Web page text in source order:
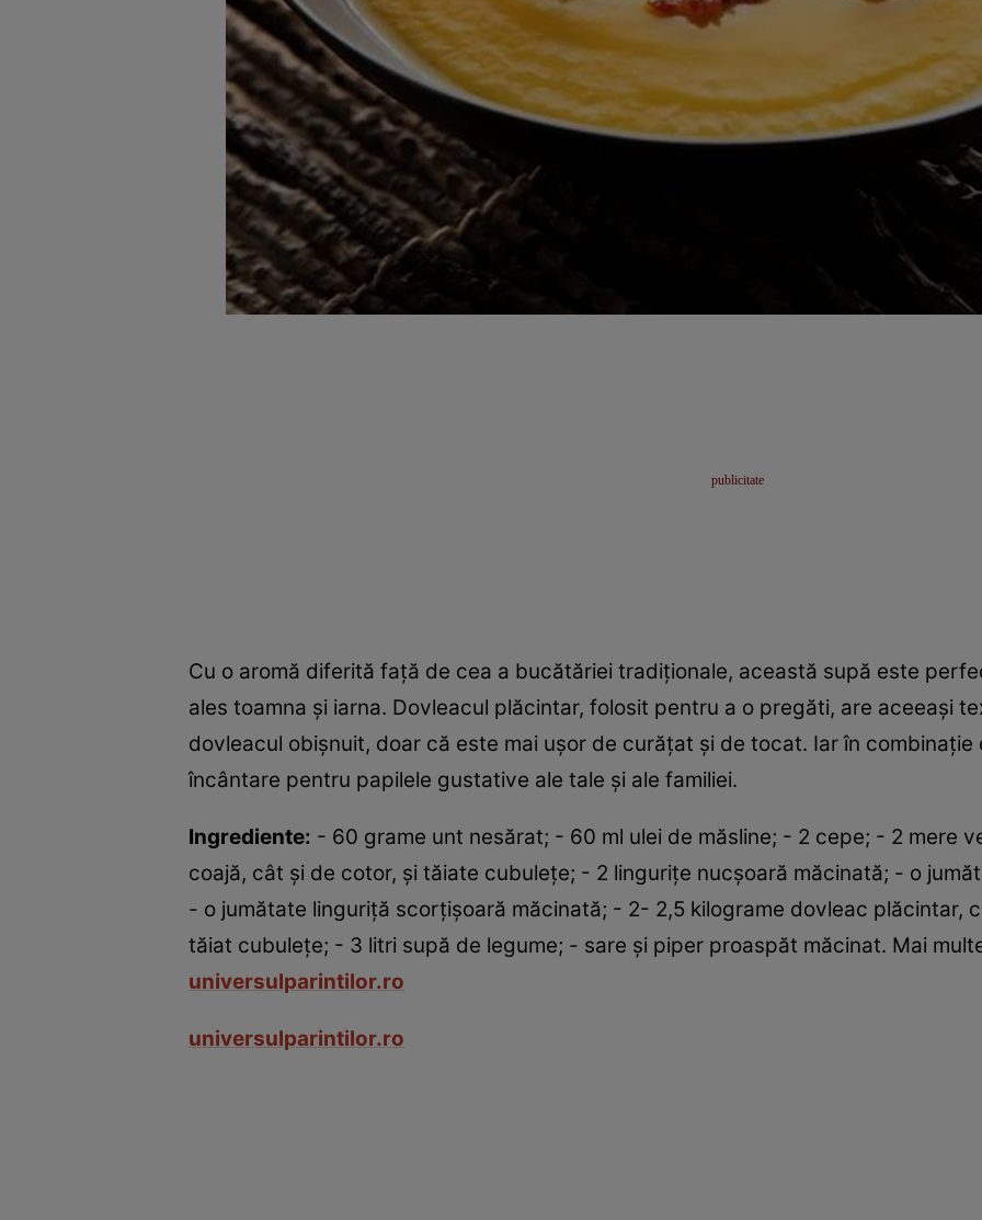
Cu o aromă diferită faţă de cea a bucătăriei tradiţionale, această supă este
ales toamna şi iarna. Dovleacul plăcintar, folosit pentru a o pregăti, are aceeaşi
dovleacul obişnuit, doar că este mai uşor de curăţat şi de tocat. Iar în
încântare pentru papilele gustative ale tale şi ale familiei.
Ingrediente: - 60 grame unt nesărat; - 60 ml ulei de măsline; - 2 cepe; - 2 mere
coajă, cât şi de cotor, şi tăiate cubuleţe; - 2 linguriţe nucşoară măcinată; - o
- o jumătate linguriţă scorţişoară măcinată; - 2- 2,5 kilograme dovleac plăcintar,
tăiat cubuleţe; - 3 litri supă de legume; - sare şi piper proaspăt măcinat. Mai
universulparintilor.ro
universulparintilor.ro